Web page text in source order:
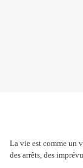
La vie est comme un
des arrêts, des